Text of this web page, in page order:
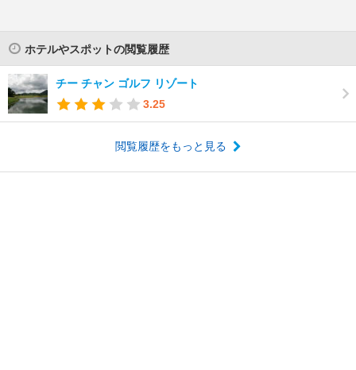
ホテルやスポットの閲覧履歴
チー チャン ゴルフ リゾート
3.25
閲覧履歴をもっと見る